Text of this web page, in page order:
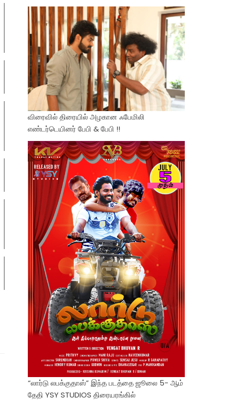
விரைவில் திரையில் அழகான ஃபேமிலி
எண்டர்டெயினர் பேபி & பேபி !!
“லார்டு லபக்குதாஸ்” இந்த படத்தை ஜூலை 5- ஆம்
தேதி YSY STUDIOS திரையரங்கில்